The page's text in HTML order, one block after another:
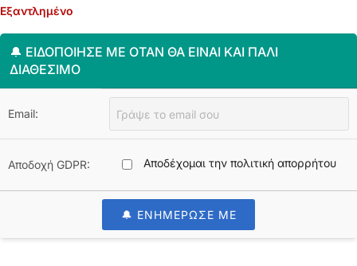
Εξαντλημένο
🔔 ΕΙΔΟΠΟΊΗΣΈ ΜΕ ΌΤΑΝ ΘΑ ΕΊΝΑΙ ΚΑΙ ΠΆΛΙ
ΔΙΑΘΈΣΙΜΟ
Email:
Αποδοχή GDPR: Αποδέχομαι την πολιτική απορρήτου
🔔 ΕΝΗΜΕΡΩΣΕ ΜΕ